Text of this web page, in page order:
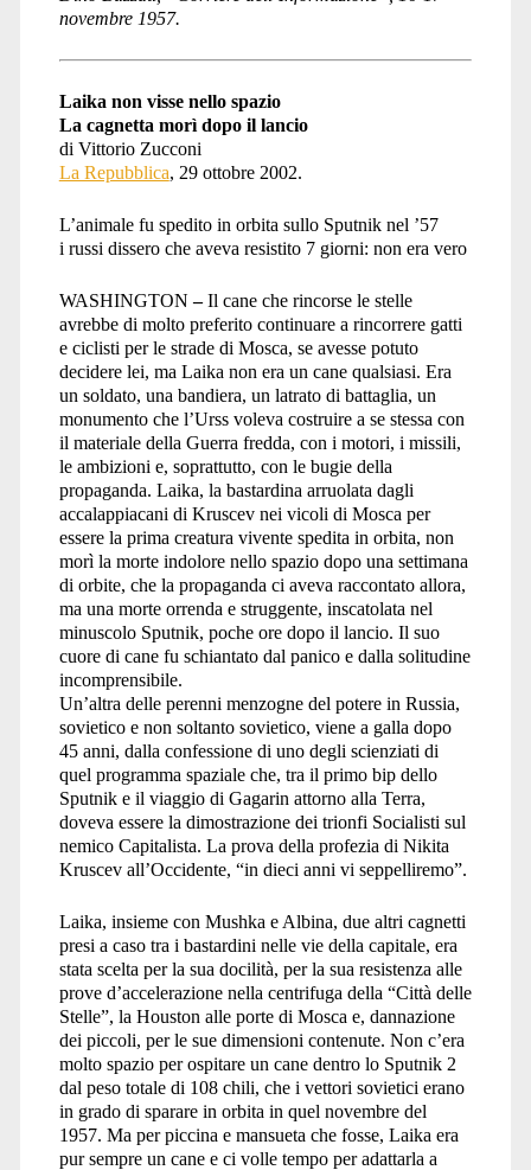
novembre 1957.
Laika non visse nello spazio
La cagnetta morì dopo il lancio
di Vittorio Zucconi
La Repubblica, 29 ottobre 2002.
L’animale fu spedito in orbita sullo Sputnik nel ’57
i russi dissero che aveva resistito 7 giorni: non era vero
WASHINGTON –Il cane che rincorse le stelle
avrebbe di molto preferito continuare a rincorrere gatti
e ciclisti per le strade di Mosca, se avesse potuto
decidere lei, ma Laika non era un cane qualsiasi. Era
un soldato, una bandiera, un latrato di battaglia, un
monumento che l’Urss voleva costruire a se stessa con
il materiale della Guerra fredda, con i motori, i missili,
le ambizioni e, soprattutto, con le bugie della
propaganda. Laika, la bastardina arruolata dagli
accalappiacani di Kruscev nei vicoli di Mosca per
essere la prima creatura vivente spedita in orbita, non
morì la morte indolore nello spazio dopo una settimana
di orbite, che la propaganda ci aveva raccontato allora,
ma una morte orrenda e struggente, inscatolata nel
minuscolo Sputnik, poche ore dopo il lancio. Il suo
cuore di cane fu schiantato dal panico e dalla solitudine
incomprensibile.
Un’altra delle perenni menzogne del potere in Russia,
sovietico e non soltanto sovietico, viene a galla dopo
45 anni, dalla confessione di uno degli scienziati di
quel programma spaziale che, tra il primo bip dello
Sputnik e il viaggio di Gagarin attorno alla Terra,
doveva essere la dimostrazione dei trionfi Socialisti sul
nemico Capitalista. La prova della profezia di Nikita
Kruscev all’Occidente, “in dieci anni vi seppelliremo”.
Laika, insieme con Mushka e Albina, due altri cagnetti
presi a caso tra i bastardini nelle vie della capitale, era
stata scelta per la sua docilità, per la sua resistenza alle
prove d’accelerazione nella centrifuga della “Città delle
Stelle”, la Houston alle porte di Mosca e, dannazione
dei piccoli, per le sue dimensioni contenute. Non c’era
molto spazio per ospitare un cane dentro lo Sputnik 2
dal peso totale di 108 chili, che i vettori sovietici erano
in grado di sparare in orbita in quel novembre del
1957. Ma per piccina e mansueta che fosse, Laika era
pur sempre un cane e ci volle tempo per adattarla a